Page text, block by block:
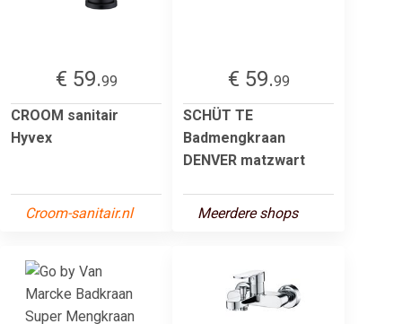
€ 59.99
CROOM sanitair
Hyvex
Croom-sanitair.nl
€ 59.99
SCHÜT TE
Badmengkraan
DENVER matzwart
Meerdere shops